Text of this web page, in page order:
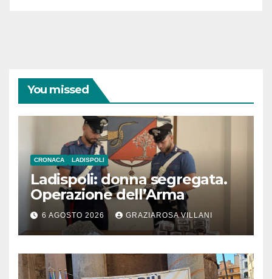
You missed
CRONACA LADISPOLI
Ladispoli: donna segregata.
Operazione dell’Arma
6 AGOSTO 2026 GRAZIAROSA VILLANI